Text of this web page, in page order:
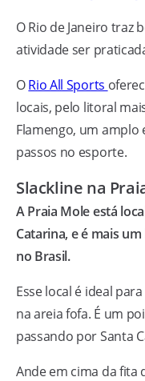
O Rio de Janeiro traz
atividade ser
ORio All Sports
locais, pelo litoral
Flamengo, um
passos no esporte.
Slackline na
A Praia Mole está
Catarina, e é mais
no Brasil.
Esse local é ideal
na areia fofa. É um
passando por Santa
Ande em cima da fita